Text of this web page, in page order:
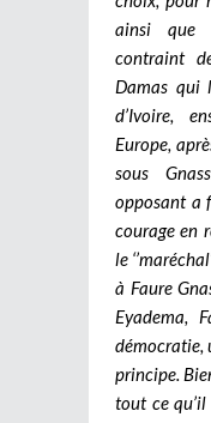
ainsi que
contraint
Damas qui
d’Ivoire,
Europe,
sous
opposant a
courage en
le
à Faure
Eyadema,
démocratie,
principe.
tout ce